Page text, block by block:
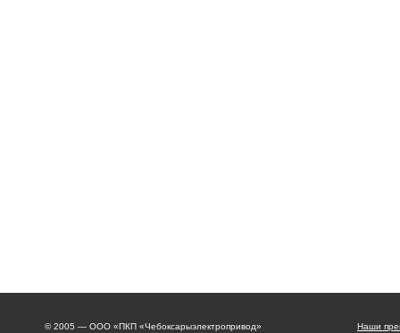
© 2005 — ООО «ПКП «Чебоксарыэлектропривод» Наши